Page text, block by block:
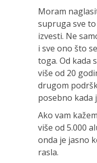
Moram
supruga sve
izvesti. Ne
i sve ono što
toga. Od kada
više od 20
drugom
posebno kada
Ako vam
više od 5.000
onda je jasno
rasla.